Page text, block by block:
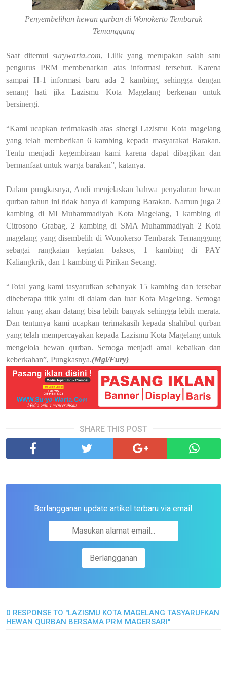
Penyembelihan hewan qurban di Wonokerto Tembarak
Temanggung
Saat ditemui surywarta.com, Lilik yang merupakan salah satu
pengurus PRM membenarkan atas informasi tersebut. Karena
sampai H-1 informasi baru ada 2 kambing, sehingga dengan
senang hati jika Lazismu Kota Magelang berkenan untuk
bersinergi.
“Kami ucapkan terimakasih atas sinergi Lazismu Kota magelang
yang telah memberikan 6 kambing kepada masyarakat Barakan.
Tentu menjadi kegembiraan kami karena dapat dibagikan dan
bermanfaat untuk warga barakan”, katanya.
Dalam pungkasnya, Andi menjelaskan bahwa penyaluran hewan
qurban tahun ini tidak hanya di kampung Barakan. Namun juga 2
kambing di MI Muhammadiyah Kota Magelang, 1 kambing di
Citrosono Grabag, 2 kambing di SMA Muhammadiyah 2 Kota
magelang yang disembelih di Wonokerso Tembarak Temanggung
sebagai rangkaian kegiatan baksos, 1 kambing di PAY
Kaliangkrik, dan 1 kambing di Pirikan Secang.
“Total yang kami tasyarufkan sebanyak 15 kambing dan tersebar
dibeberapa titik yaitu di dalam dan luar Kota Magelang. Semoga
tahun yang akan datang bisa lebih banyak sehingga lebih merata.
Dan tentunya kami ucapkan terimakasih kepada shahibul qurban
yang telah mempercayakan kepada Lazismu Kota Magelang untuk
mengelola hewan qurban. Semoga menjadi amal kebaikan dan
keberkahan”, Pungkasnya.(Mgl/Fury)
SHARE THIS POST
Berlangganan update artikel terbaru via email:
0 RESPONSE TO "LAZISMU KOTA MAGELANG TASYARUFKAN
HEWAN QURBAN BERSAMA PRM MAGERSARI"